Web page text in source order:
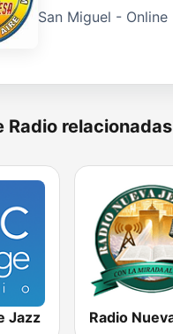
San Miguel - Online
Radio relacionadas
Jazz